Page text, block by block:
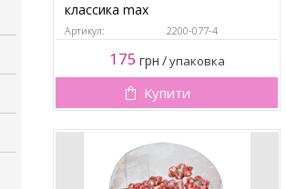
классика max
Артикул: 2200-077-4
175 грн /упаковка
Купити